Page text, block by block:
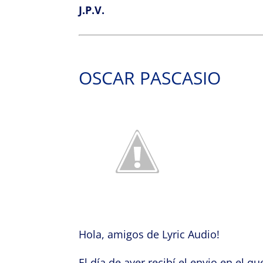
J.P.V.
OSCAR PASCASIO
Hola, amigos de Lyric Audio!